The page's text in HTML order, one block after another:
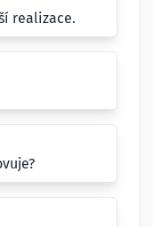
realizace.